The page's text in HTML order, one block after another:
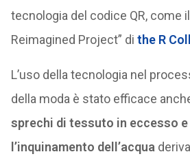
tecnologia del codice QR, come
Reimagined Project” di the R
L’uso della tecnologia nel
della moda è stato efficace
sprechi di tessuto in eccesso
l’inquinamento dell’acqua